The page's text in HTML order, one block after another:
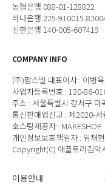
농협은행 088-01-128822
하나은행 225-910015-
신한은행 140-005-607419
COMPANY INFO
(주)팜스빌 대표이사 : 이병욱
사업자등록번호 : 120-86-
주소 : 서울특별시 강서구
통신판매업신고 : 제2020-
호스팅제공자 : MAKESHOP
개인정보보호책임자 : 임채
Copyright(C) 애플트리김약
이용안내